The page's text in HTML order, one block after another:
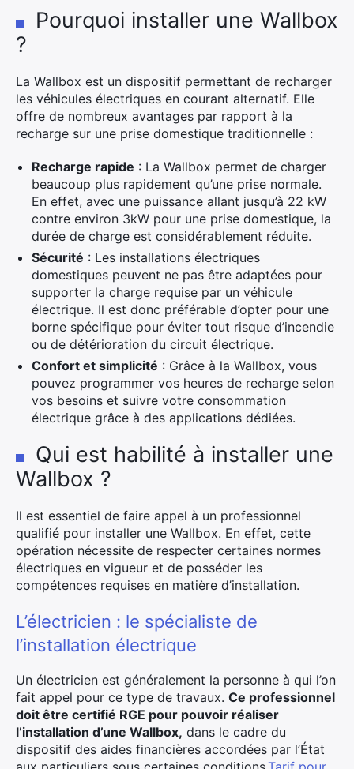
Pourquoi installer une Wallbox
?
La Wallbox est un dispositif permettant de recharger
les véhicules électriques en courant alternatif. Elle
offre de nombreux avantages par rapport à la
recharge sur une prise domestique traditionnelle :
Recharge rapide : La Wallbox permet de charger
beaucoup plus rapidement qu’une prise normale.
En effet, avec une puissance allant jusqu’à 22 kW
contre environ 3kW pour une prise domestique, la
durée de charge est considérablement réduite.
Sécurité : Les installations électriques
domestiques peuvent ne pas être adaptées pour
supporter la charge requise par un véhicule
électrique. Il est donc préférable d’opter pour une
borne spécifique pour éviter tout risque d’incendie
ou de détérioration du circuit électrique.
Confort et simplicité : Grâce à la Wallbox, vous
pouvez programmer vos heures de recharge selon
vos besoins et suivre votre consommation
électrique grâce à des applications dédiées.
Qui est habilité à installer une
Wallbox ?
Il est essentiel de faire appel à un professionnel
qualifié pour installer une Wallbox. En effet, cette
opération nécessite de respecter certaines normes
électriques en vigueur et de posséder les
compétences requises en matière d’installation.
L’électricien : le spécialiste de
l’installation électrique
Un électricien est généralement la personne à qui l’on
fait appel pour ce type de travaux. Ce professionnel
doit être certifié RGE pour pouvoir réaliser
l’installation d’une Wallbox, dans le cadre du
dispositif des aides financières accordées par l’État